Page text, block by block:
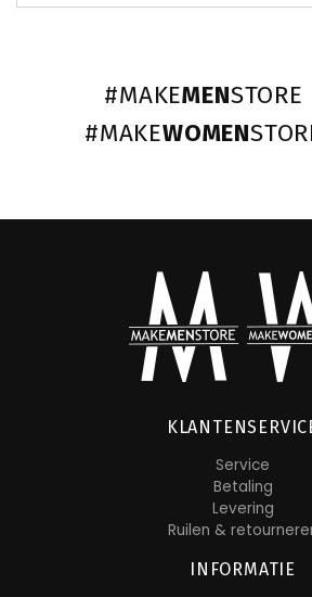
#MAKEMENSTORE
#MAKEWOMEN
Service
Betaling
Levering
Ruilen &
INFORMATIE